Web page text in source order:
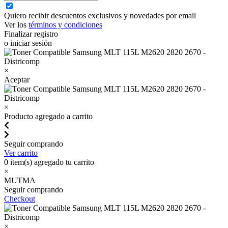
Quiero recibir descuentos exclusivos y novedades por email
Ver los términos y condiciones
Finalizar registro
o iniciar sesión
×
Aceptar
×
Producto agregado a carrito
Seguir comprando
Ver carrito
0 item(s) agregado tu carrito
×
MUTMA
Seguir comprando
Checkout
×